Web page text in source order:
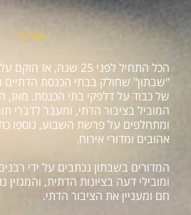
אודות
הכל התחיל לפני 25 שנה,
"שבתון" שחולק בבתי הכנסת הדתיים
של כבוד על דלפקי בתי הכנסת. מאז,
המוביל בציבור הדתי, ומעבר לדברי
ומתחלפים על פרשת השבוע, נוספו
אהובים ומדורי אירוח.
המדורים בשבתון נכתבים על ידי
ומובילי דעה בציונות הדתית,
חם ומעניין את הציבור הדתי.